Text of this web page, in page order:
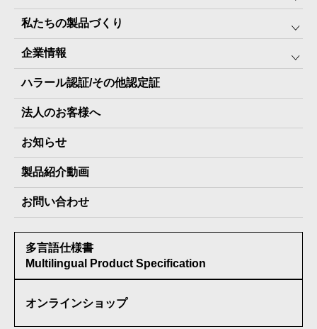
みんなの保存⾷
The Next Dekade10年保存
The Next Dekade7年保存
JARAペットフード7年保存
その他製品
私たちの製品づくり
SDGSへの取り組み
JARA(ペット⽤防災備蓄⾷)について
地産地消パッケージについて
企業情報
社⻑ご挨拶
スタッフ紹介
会社概要
製品納入実績
情報セキュリティ基本方針
受賞歴
ハラール認証/その他認定証
法人のお客様へ
お知らせ
製品紹介動画
お問い合わせ
多言語仕様書
Multilingual Product Specification
オンラインショップ